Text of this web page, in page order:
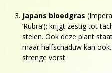
Japans bloedgras
‘Rubra’); krijgt zestig tot
stelen. Ook deze plant
maar halfschaduw kan
strenge vorst.